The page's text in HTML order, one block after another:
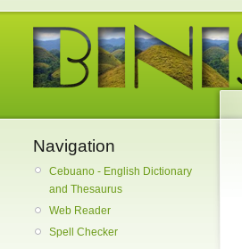
Navigation
Cebuano - English Dictionary
and Thesaurus
Web Reader
Spell Checker